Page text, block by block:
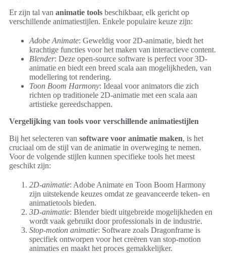
Er zijn tal van animatie tools beschikbaar, elk gericht op
verschillende animatiestijlen. Enkele populaire keuze zijn:
Adobe Animate: Geweldig voor 2D-animatie, biedt het
krachtige functies voor het maken van interactieve content.
Blender: Deze open-source software is perfect voor 3D-
animatie en biedt een breed scala aan mogelijkheden, van
modellering tot rendering.
Toon Boom Harmony: Ideaal voor animators die zich
richten op traditionele 2D-animatie met een scala aan
artistieke gereedschappen.
Vergelijking van tools voor verschillende animatiestijlen
Bij het selecteren van software voor animatie maken, is het
cruciaal om de stijl van de animatie in overweging te nemen.
Voor de volgende stijlen kunnen specifieke tools het meest
geschikt zijn:
2D-animatie: Adobe Animate en Toon Boom Harmony
zijn uitstekende keuzes omdat ze geavanceerde teken- en
animatietools bieden.
3D-animatie: Blender biedt uitgebreide mogelijkheden en
wordt vaak gebruikt door professionals in de industrie.
Stop-motion animatie: Software zoals Dragonframe is
specifiek ontworpen voor het creëren van stop-motion
animaties en maakt het proces gemakkelijker.